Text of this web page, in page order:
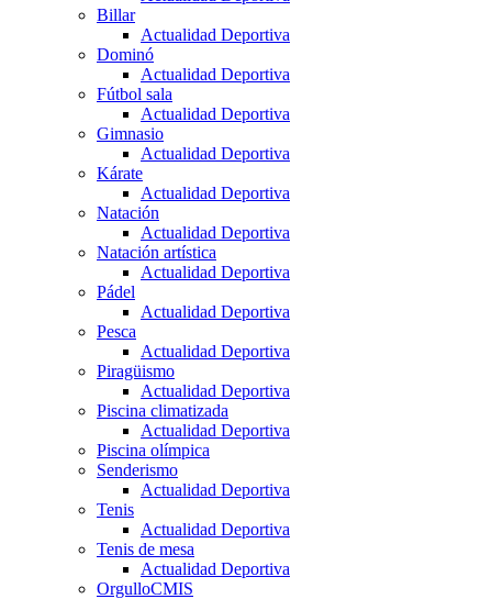
Billar
Actualidad Deportiva
Dominó
Actualidad Deportiva
Fútbol sala
Actualidad Deportiva
Gimnasio
Actualidad Deportiva
Kárate
Actualidad Deportiva
Natación
Actualidad Deportiva
Natación artística
Actualidad Deportiva
Pádel
Actualidad Deportiva
Pesca
Actualidad Deportiva
Piragüismo
Actualidad Deportiva
Piscina climatizada
Actualidad Deportiva
Piscina olímpica
Senderismo
Actualidad Deportiva
Tenis
Actualidad Deportiva
Tenis de mesa
Actualidad Deportiva
OrgulloCMIS